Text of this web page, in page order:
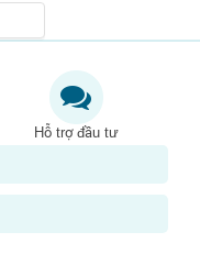
Hỗ trợ đầu tư